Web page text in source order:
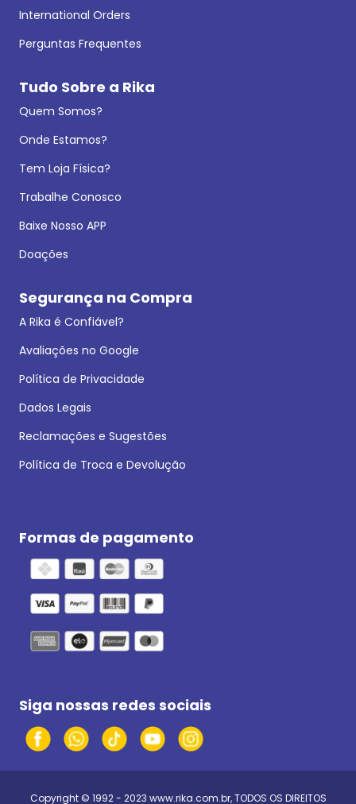
International Orders
Perguntas Frequentes
Tudo Sobre a Rika
Quem Somos?
Onde Estamos?
Tem Loja Física?
Trabalhe Conosco
Baixe Nosso APP
Doações
Segurança na Compra
A Rika é Confiável?
Avaliações no Google
Política de Privacidade
Dados Legais
Reclamações e Sugestões
Política de Troca e Devolução
Formas de pagamento
Siga nossas redes sociais
Copyright © 1992 - 2023 www.rika.com.br, TODOS OS DIREITOS